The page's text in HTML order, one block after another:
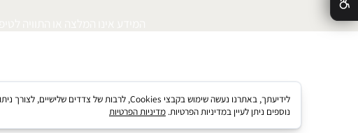
המידע אינו המלצה או התוויה